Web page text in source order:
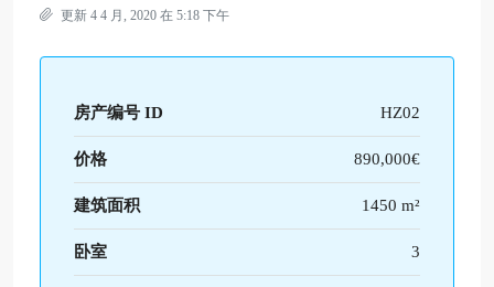
更新 4 4 月, 2020 在 5:18 下午
房产编号 ID HZ02
价格 890,000€
建筑面积 1450 m²
卧室 3